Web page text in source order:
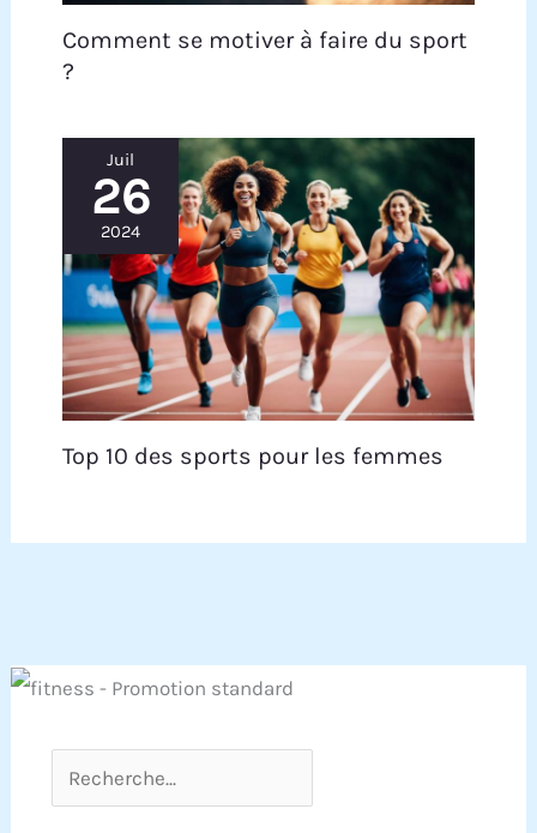
vous permettant de suivre facilement votre
Comment se motiver à faire du sport
?
Juil
26
2024
Top 10 des sports pour les femmes